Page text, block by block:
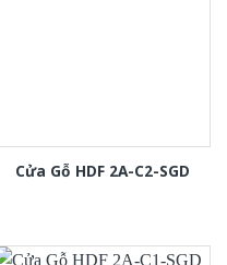
Cửa Gỗ HDF 2A-C2-SGD